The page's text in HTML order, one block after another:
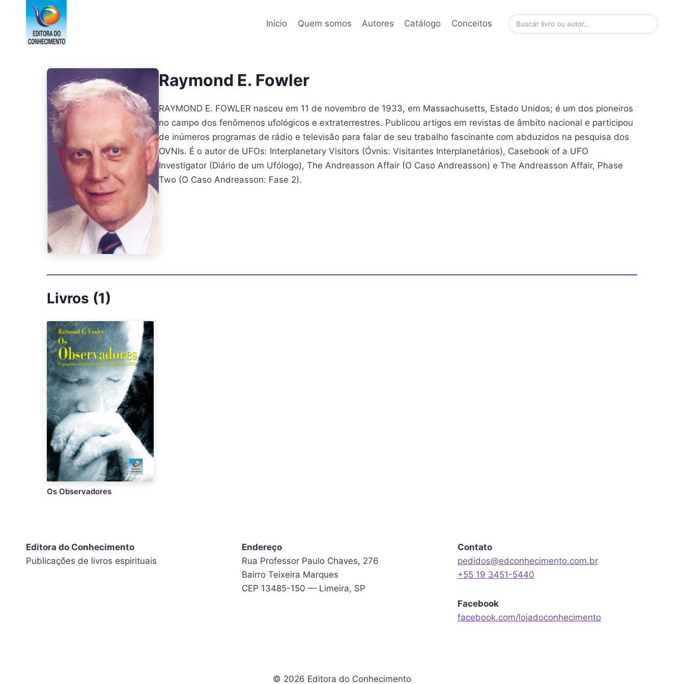
Conteúdo
Início Quem somos Autores Catálogo Conceitos
Raymond E. Fowler
RAYMOND E. FOWLER nasceu em 11 de novembro de 1933, em Massachusetts, Estado Unidos; é um dos pioneiros
no campo dos fenômenos ufológicos e extraterrestres. Publicou artigos em revistas de âmbito nacional e participou
de inúmeros programas de rádio e televisão para falar de seu trabalho fascinante com abduzidos na pesquisa dos
OVNIs. É o autor de UFOs: Interplanetary Visitors (Óvnis: Visitantes Interplanetários), Casebook of a UFO
Investigator (Diário de um Ufólogo), The Andreasson Affair (O Caso Andreasson) e The Andreasson Affair, Phase
Two (O Caso Andreasson: Fase 2).
Livros (1)
Os Observadores
Editora do Conhecimento
Publicações de livros espirituais
Endereço
Rua Professor Paulo Chaves, 276
Bairro Teixeira Marques
CEP 13485-150 — Limeira, SP
Contato
pedidos@edconhecimento.com.br
+55 19 3451-5440
Facebook
facebook.com/lojadoconhecimento
© 2026 Editora do Conhecimento